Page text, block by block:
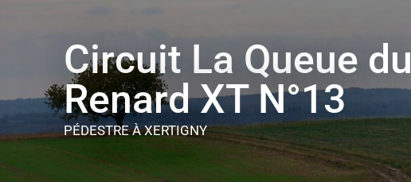
Circuit La Queue du
Renard XT N°13
PÉDESTREÀ XERTIGNY